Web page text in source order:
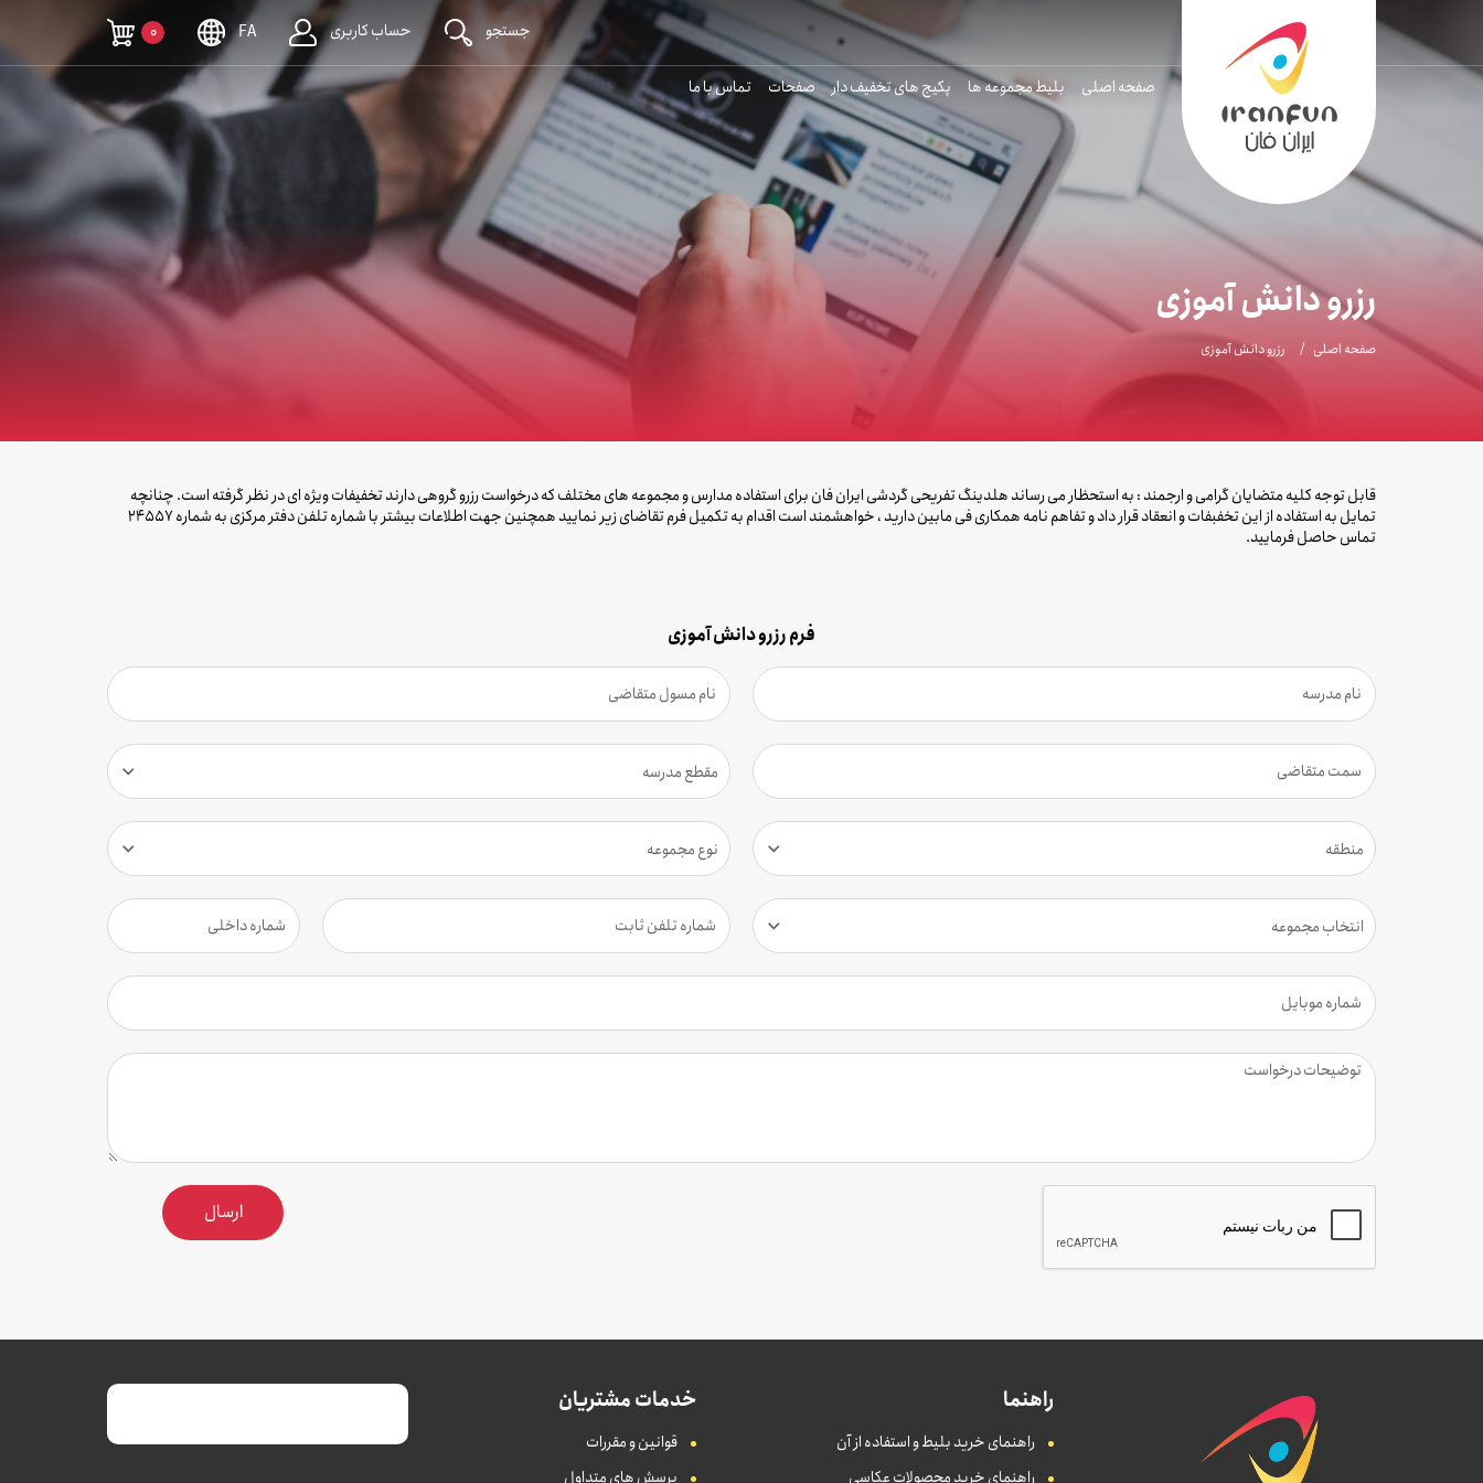
جستجو حساب کاربری FA
0
صفحه اصلی بلیط مجموعه ها پکیج های تخفیف دار صفحات تماس با ما
رزرو دانش آموزی
صفحه اصلی رزرو دانش آموزی
قابل توجه کلیه متضایان گرامی و ارجمند : به استحظار می رساند هلدینگ تفریحی گردشی ایران فان برای استفاده مدارس و مجموعه های مختلف که درخواست رزرو گروهی دارند تخفیفات ویژه ای در نظر گرفته است. چنانچه
تمایل به استفاده از این تخفبفات و انعقاد قرار داد و تفاهم نامه همکاری فی مابین دارید ، خواهشمند است اقدام به تکمیل فرم تقاضای زیر نمایید همچنین جهت اطلاعات بیشتر با شماره تلفن دفتر مرکزی به شماره 24557
تماس حاصل فرمایید.
فرم رزرو دانش آموزی
مقطع مدرسه
منطقه نوع مجموعه
انتخاب مجموعه
راهنما
راهنمای خرید بلیط و استفاده از آن
راهنمای خرید محصولات عکاسی
خدمات مشتریان
قوانین و مقررات
پرسش های متداول